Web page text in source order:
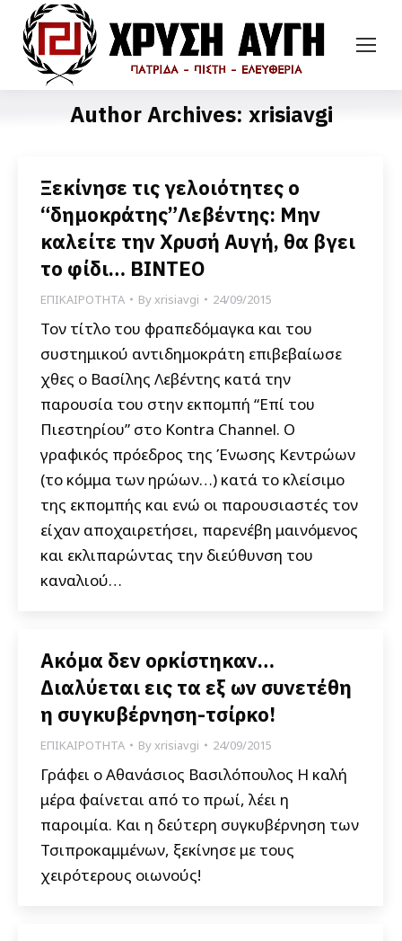
Author Archives: xrisiavgi
Ξεκίνησε τις γελοιότητες ο
“δημοκράτης”Λεβέντης: Μην
καλείτε την Χρυσή Αυγή, θα βγει
το φίδι… ΒΙΝΤΕΟ
ΕΠΙΚΑΙΡΟΤΗΤΑ Byxrisiavgi 24/09/2015
Τον τίτλο του φραπεδόμαγκα και του
συστημικού αντιδημοκράτη επιβεβαίωσε
χθες ο Βασίλης Λεβέντης κατά την
παρουσία του στην εκπομπή “Επί του
Πιεστηρίου” στο Kontra Channel. Ο
γραφικός πρόεδρος της Ένωσης Κεντρώων
(το κόμμα των ηρώων…) κατά το κλείσιμο
της εκπομπής και ενώ οι παρουσιαστές τον
είχαν αποχαιρετήσει, παρενέβη μαινόμενος
και εκλιπαρώντας την διεύθυνση του
καναλιού…
Ακόμα δεν ορκίστηκαν…
Διαλύεται εις τα εξ ων συνετέθη
η συγκυβέρνηση-τσίρκο!
ΕΠΙΚΑΙΡΟΤΗΤΑ Byxrisiavgi 24/09/2015
Γράφει ο Αθανάσιος Βασιλόπουλος Η καλή
μέρα φαίνεται από το πρωί, λέει η
παροιμία. Και η δεύτερη συγκυβέρνηση των
Τσιπροκαμμένων, ξεκίνησε με τους
χειρότερους οιωνούς!